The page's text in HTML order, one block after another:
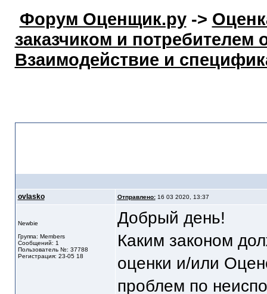
Форум Оценщик.ру->
заказчиком и потребителем
Взаимодействие и
ovlasko Отправлено:16 03 2020, 13:37
Newbie
Группа: Members
Сообщений: 1
Пользователь №: 37788
Регистрация: 23-05 18
Добрый день!
Каким законом
оценки и/или
проблем по